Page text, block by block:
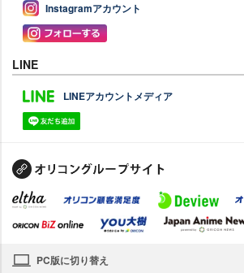
Instagramアカウント
LINE
LINEアカウントメディア
PC版に切り替え